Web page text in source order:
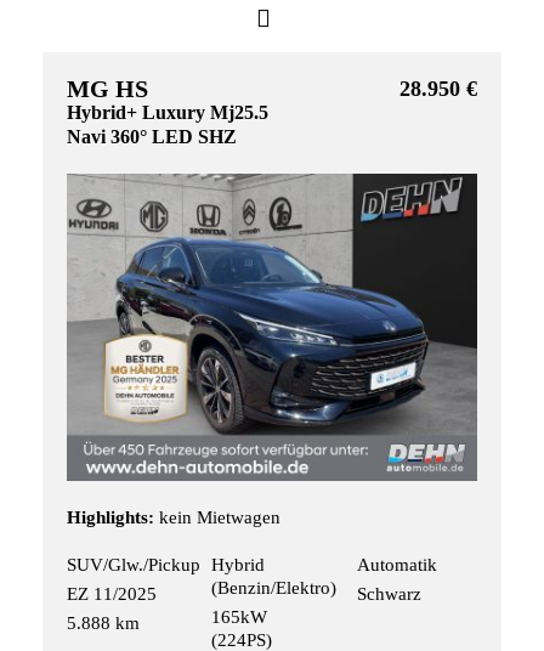
MG HS
Hybrid+ Luxury Mj25.5
Navi 360° LED SHZ
28.950 €
Highlights: kein Mietwagen
SUV/Glw./Pickup
EZ 11/2025
5.888 km
Hybrid
(Benzin/Elektro)
165kW
(224PS)
Automatik
Schwarz